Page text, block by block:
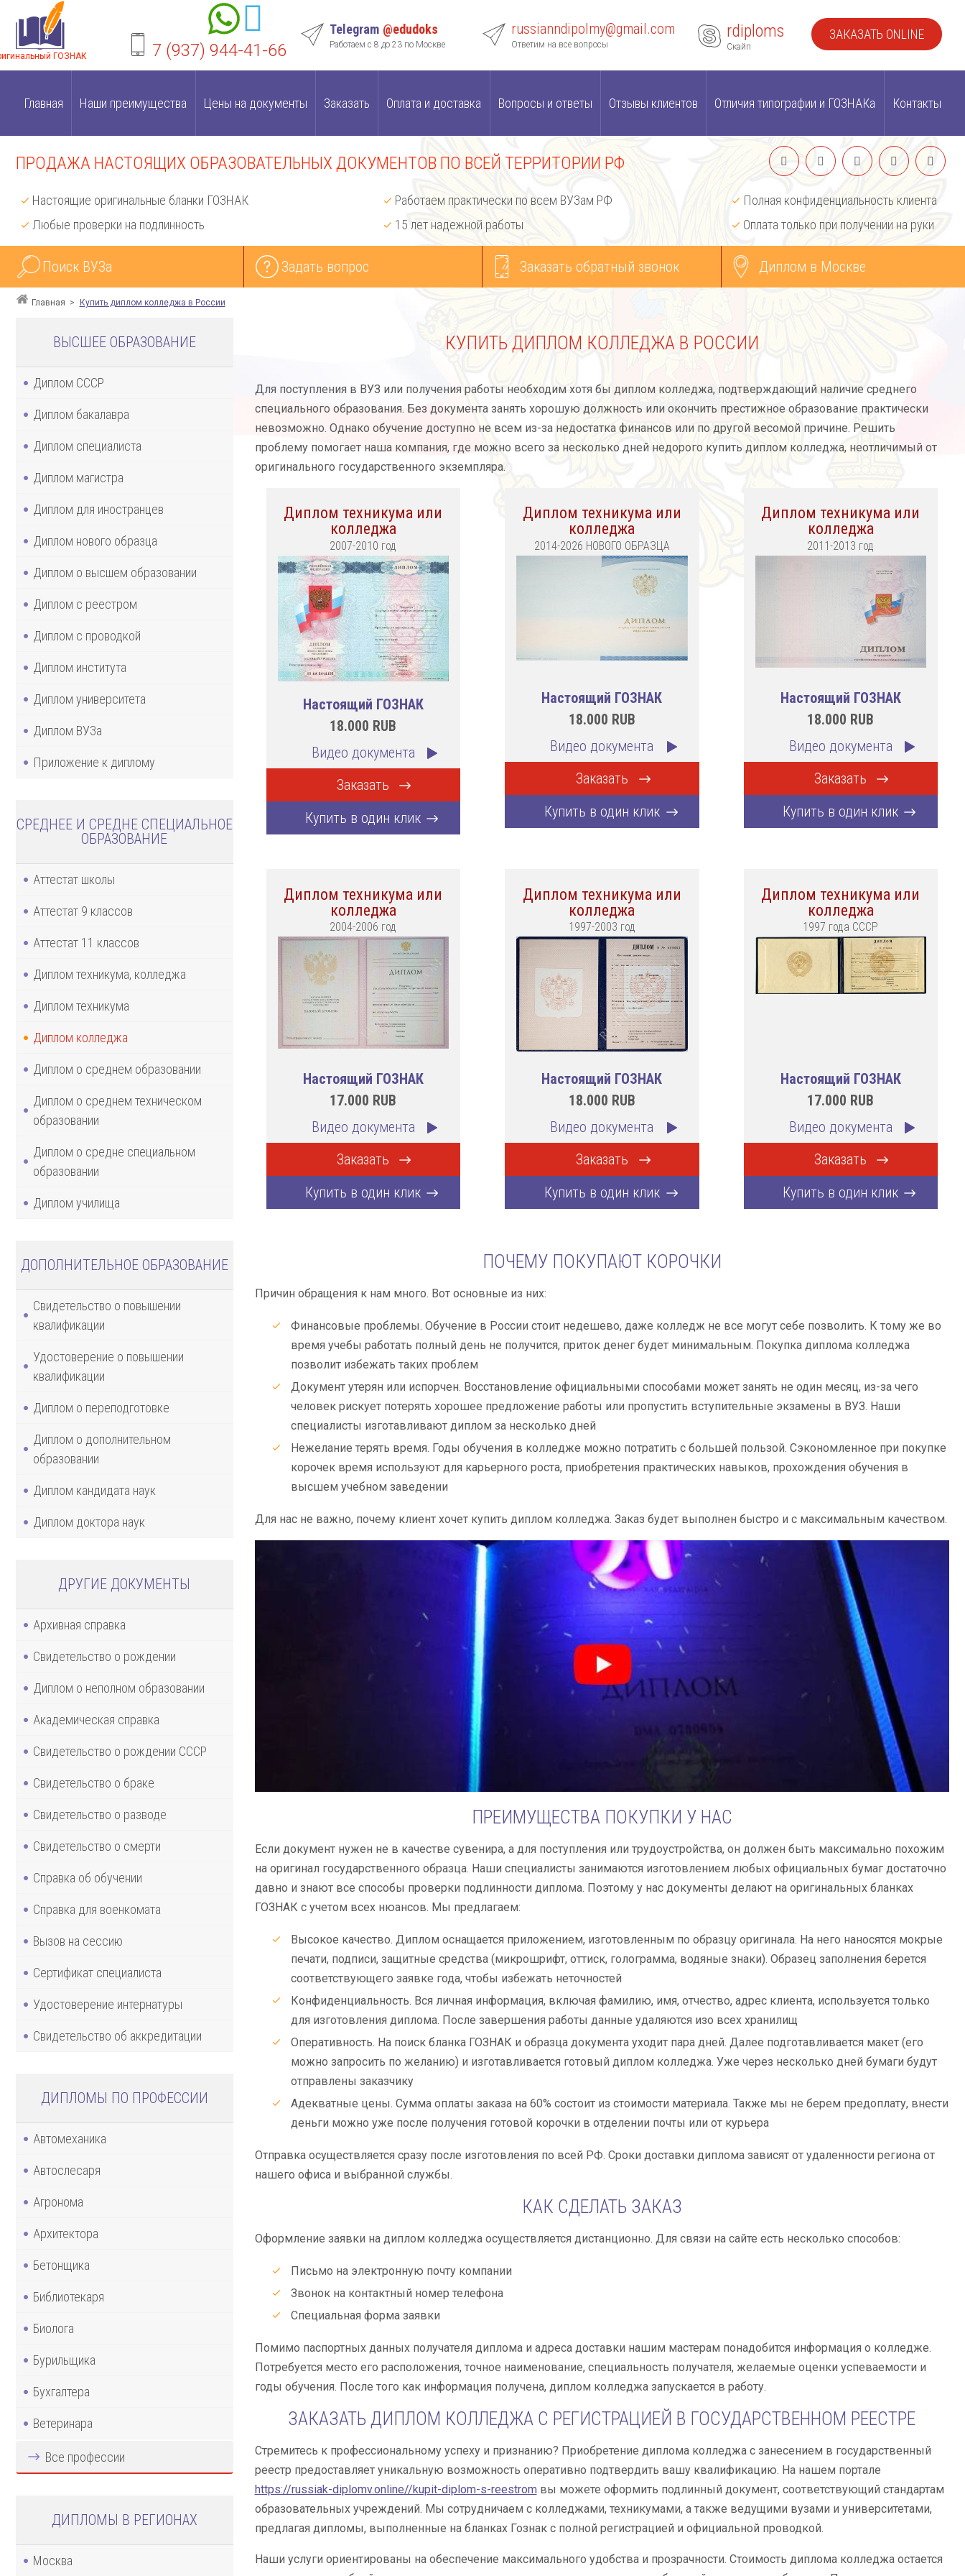
ГОЗНАК 7 (937) 944-41-66
Telegram @edudoks
Работаем с 8 до 23 по Москве
russianndipolmy@gmail.com
Ответим на все вопросы
rdiploms
Скайп
ЗАКАЗАТЬ ONLINE
Главная Наши преимущества Цены на документы Заказать Оплата и доставка Вопросы и ответы Отзывы клиентов Отличия типографии и ГОЗНАКа Контакты
ПРОДАЖА НАСТОЯЩИХ ОБРАЗОВАТЕЛЬНЫХ ДОКУМЕНТОВ ПО ВСЕЙ ТЕРРИТОРИИ РФ
Настоящие оригинальные бланки ГОЗНАК
Любые проверки на подлинность
Работаем практически по всем ВУЗам РФ
15 лет надежной работы
Полная конфиденциальность клиента
Оплата только при получении на руки
Поиск ВУЗа Задать вопрос Заказать обратный звонок Диплом в Москве
Главная Купить диплом колледжа в России
ВЫСШЕЕ ОБРАЗОВАНИЕ
Диплом СССР
Диплом бакалавра
Диплом специалиста
Диплом магистра
Диплом для иностранцев
Диплом нового образца
Диплом о высшем образовании
Диплом с реестром
Диплом с проводкой
Диплом института
Диплом университета
Диплом ВУЗа
Приложение к диплому
СРЕДНЕЕ И СРЕДНЕ СПЕЦИАЛЬНОЕ
ОБРАЗОВАНИЕ
Аттестат школы
Аттестат 9 классов
Аттестат 11 классов
Диплом техникума, колледжа
Диплом техникума
Диплом колледжа
Диплом о среднем образовании
Диплом о среднем техническом
образовании
Диплом о средне специальном
образовании
Диплом училища
ДОПОЛНИТЕЛЬНОЕ ОБРАЗОВАНИЕ
Свидетельство о повышении
квалификации
Удостоверение о повышении
квалификации
Диплом о переподготовке
Диплом о дополнительном
образовании
Диплом кандидата наук
Диплом доктора наук
ДРУГИЕ ДОКУМЕНТЫ
Архивная справка
Свидетельство о рождении
Диплом о неполном образовании
Академическая справка
Свидетельство о рождении СССР
Свидетельство о браке
Свидетельство о разводе
Свидетельство о смерти
Справка об обучении
Справка для военкомата
Вызов на сессию
Сертификат специалиста
Удостоверение интернатуры
Свидетельство об аккредитации
ДИПЛОМЫ ПО ПРОФЕССИИ
Автомеханика
Автослесаря
Агронома
Архитектора
Бетонщика
Библиотекаря
Биолога
Бурильщика
Бухгалтера
Ветеринара
Все профессии
ДИПЛОМЫ В РЕГИОНАХ
Москва
КУПИТЬ ДИПЛОМ КОЛЛЕДЖА В РОССИИ
Для поступления в ВУЗ или получения работы необходим хотя бы диплом колледжа, подтверждающий наличие среднего
специального образования. Без документа занять хорошую должность или окончить престижное образование практически
невозможно. Однако обучение доступно не всем из-за недостатка финансов или по другой весомой причине. Решить
проблему помогает наша компания, где можно всего за несколько дней недорого купить диплом колледжа, неотличимый от
оригинального государственного экземпляра.
Диплом техникума или
колледжа
2007-2010 год
Настоящий ГОЗНАК
18.000 RUB
Видео документа
Заказать
Купить в один клик
Диплом техникума или
колледжа
2014-2026 НОВОГО ОБРАЗЦА
Настоящий ГОЗНАК
18.000 RUB
Видео документа
Заказать
Купить в один клик
Диплом техникума или
колледжа
2011-2013 год
Настоящий ГОЗНАК
18.000 RUB
Видео документа
Заказать
Купить в один клик
Диплом техникума или
колледжа
2004-2006 год
Настоящий ГОЗНАК
17.000 RUB
Видео документа
Заказать
Купить в один клик
Диплом техникума или
колледжа
1997-2003 год
Настоящий ГОЗНАК
18.000 RUB
Видео документа
Заказать
Купить в один клик
Диплом техникума или
колледжа
1997 года СССР
Настоящий ГОЗНАК
17.000 RUB
Видео документа
Заказать
Купить в один клик
ПОЧЕМУ ПОКУПАЮТ КОРОЧКИ
Причин обращения к нам много. Вот основные из них:
Финансовые проблемы. Обучение в России стоит недешево, даже колледж не все могут себе позволить. К тому же во
время учебы работать полный день не получится, приток денег будет минимальным. Покупка диплома колледжа
позволит избежать таких проблем
Документ утерян или испорчен. Восстановление официальными способами может занять не один месяц, из-за чего
человек рискует потерять хорошее предложение работы или пропустить вступительные экзамены в ВУЗ. Наши
специалисты изготавливают диплом за несколько дней
Нежелание терять время. Годы обучения в колледже можно потратить с большей пользой. Сэкономленное при покупке
корочек время используют для карьерного роста, приобретения практических навыков, прохождения обучения в
высшем учебном заведении
Для нас не важно, почему клиент хочет купить диплом колледжа. Заказ будет выполнен быстро и с максимальным качеством.
ПРЕИМУЩЕСТВА ПОКУПКИ У НАС
Если документ нужен не в качестве сувенира, а для поступления или трудоустройства, он должен быть максимально похожим
на оригинал государственного образца. Наши специалисты занимаются изготовлением любых официальных бумаг достаточно
давно и знают все способы проверки подлинности диплома. Поэтому у нас документы делают на оригинальных бланках
ГОЗНАК с учетом всех нюансов. Мы предлагаем:
Высокое качество. Диплом оснащается приложением, изготовленным по образцу оригинала. На него наносятся мокрые
печати, подписи, защитные средства (микрошрифт, оттиск, голограмма, водяные знаки). Образец заполнения берется
соответствующего заявке года, чтобы избежать неточностей
Конфиденциальность. Вся личная информация, включая фамилию, имя, отчество, адрес клиента, используется только
для изготовления диплома. После завершения работы данные удаляются изо всех хранилищ
Оперативность. На поиск бланка ГОЗНАК и образца документа уходит пара дней. Далее подготавливается макет (его
можно запросить по желанию) и изготавливается готовый диплом колледжа. Уже через несколько дней бумаги будут
отправлены заказчику
Адекватные цены. Сумма оплаты заказа на 60% состоит из стоимости материала. Также мы не берем предоплату, внести
деньги можно уже после получения готовой корочки в отделении почты или от курьера
Отправка осуществляется сразу после изготовления по всей РФ. Сроки доставки диплома зависят от удаленности региона от
нашего офиса и выбранной службы.
КАК СДЕЛАТЬ ЗАКАЗ
Оформление заявки на диплом колледжа осуществляется дистанционно. Для связи на сайте есть несколько способов:
Письмо на электронную почту компании
Звонок на контактный номер телефона
Специальная форма заявки
Помимо паспортных данных получателя диплома и адреса доставки нашим мастерам понадобится информация о колледже.
Потребуется место его расположения, точное наименование, специальность получателя, желаемые оценки успеваемости и
годы обучения. После того как информация получена, диплом колледжа запускается в работу.
ЗАКАЗАТЬ ДИПЛОМ КОЛЛЕДЖА С РЕГИСТРАЦИЕЙ В ГОСУДАРСТВЕННОМ РЕЕСТРЕ
Стремитесь к профессиональному успеху и признанию? Приобретение диплома колледжа с занесением в государственный
реестр предоставляет уникальную возможность оперативно подтвердить вашу квалификацию. На нашем портале
https://russiak-diplomv.online//kupit-diplom-s-reestrom вы можете оформить подлинный документ, соответствующий стандартам
образовательных учреждений. Мы сотрудничаем с колледжами, техникумами, а также ведущими вузами и университетами,
предлагая дипломы, выполненные на бланках Гознак с полной регистрацией и официальной проводкой.
Наши услуги ориентированы на обеспечение максимального удобства и прозрачности. Стоимость диплома колледжа остается